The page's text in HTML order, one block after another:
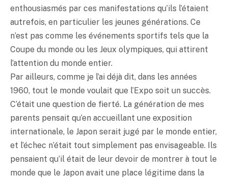
enthousiasmés par ces manifestations qu’ils l’étaient
autrefois, en particulier les jeunes générations. Ce
n’est pas comme les événements sportifs tels que la
Coupe du monde ou les Jeux olympiques, qui attirent
l’attention du monde entier.
Par ailleurs, comme je l’ai déjà dit, dans les années
1960, tout le monde voulait que l’Expo soit un succès.
C’était une question de fierté. La génération de mes
parents pensait qu’en accueillant une exposition
internationale, le Japon serait jugé par le monde entier,
et l’échec n’était tout simplement pas envisageable. Ils
pensaient qu’il était de leur devoir de montrer à tout le
monde que le Japon avait une place légitime dans la